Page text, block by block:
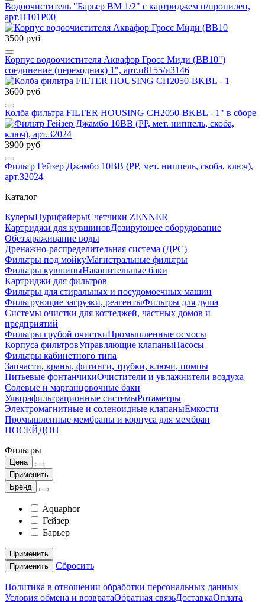
Водоочиститель "Барьер ВМ 1/2" с картриджем п/пропилен,
арт.Н101Р00
3500 руб
Корпус водоочистителя Аквафор Гросс Миди (ВВ10")
соединение (переходник) 1", арт.и8155/и3146
3600 руб
Колба фильтра FILTER HOUSING CH2050-BKBL - 1" в сборе
3900 руб
Фильтр Гейзер Джамбо 10ВВ (РР, мет. ниппель, скоба, ключ),
арт.32024
Каталог
КулерыПурифайерыСчетчики ZENNER
Картриджи для кувшиновДозирующее оборудование
Обеззараживание воды
Дренажно-распределительная система (ДРС)
Фильтры под мойкуМагистральные фильтры
Фильтры кувшиныНакопительные баки
Картриджи для фильтров
Фильтры для стиральных и посудомоечных машин
Фильтрующие загрузки, реагентыФильтры для душа
Системы очистки для коттеджей, частных домов и
предприятий
Фильтры грубой очисткиПромышленные осмосы
Корпуса фильтровУправляющие клапаныНасосы
Фильтры кабинетного типа
Запчасти, краны, фитинги, трубки, ключи, помпы
Питьевые фонтанчикиОчистители и увлажнители воздуха
Солевые и марганцовочные баки
Ультрафильтрационные системыРотаметры
Электромагнитные и соленоидные клапаныЕмкости
Промышленные мембраны и корпуса для мембран
ПОСЕЙДОН
Фильтры
Цена
Применить
Бренд
Aquaphor
Гейзер
Барьер
Применить
Применить
Сбросить
Политика в отношении обработки персональных данных
Условия обмена и возвратаОбратная связьДоставкаОплата